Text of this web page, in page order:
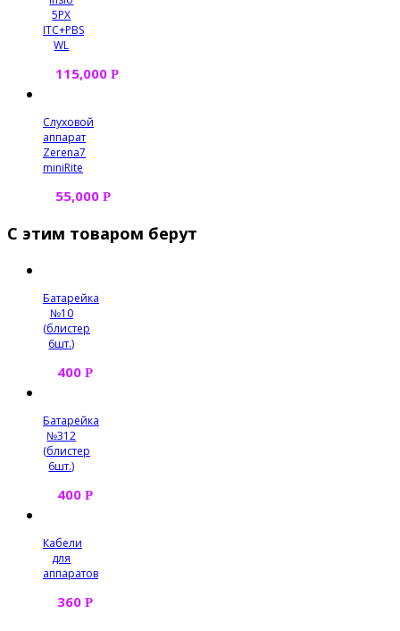
5PX
ITC+PBS
WL
115,000 Р
Слуховой
аппарат
Zerena7
miniRite
55,000 Р
С этим товаром берут
Батарейка
№10
(блистер
6шт.)
400 Р
Батарейка
№312
(блистер
6шт.)
400 Р
Кабели
для
аппаратов
360 Р